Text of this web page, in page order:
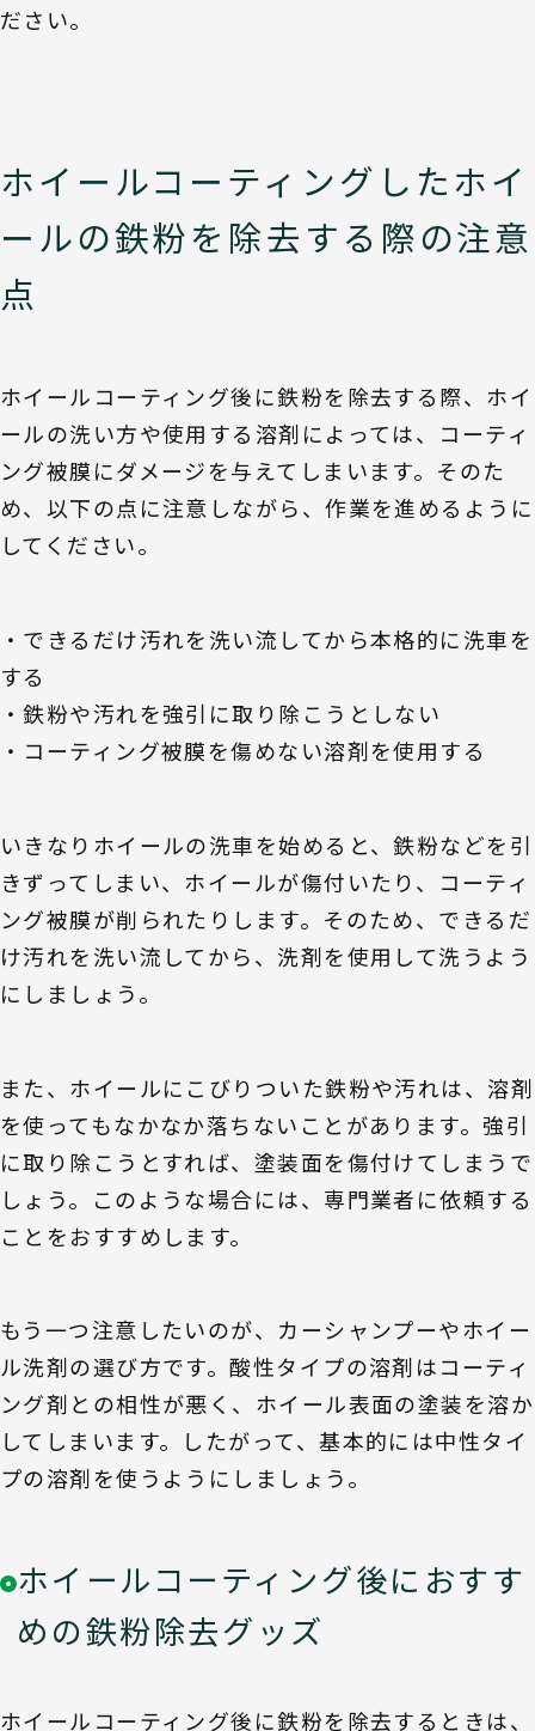
ださい。
ホイールコーティングしたホイ
ールの鉄粉を除去する際の注意
点
ホイールコーティング後に鉄粉を除去する際、ホイ
ールの洗い方や使用する溶剤によっては、コーティ
ング被膜にダメージを与えてしまいます。そのた
め、以下の点に注意しながら、作業を進めるように
してください。
・できるだけ汚れを洗い流してから本格的に洗車を
する
・鉄粉や汚れを強引に取り除こうとしない
・コーティング被膜を傷めない溶剤を使用する
いきなりホイールの洗車を始めると、鉄粉などを引
きずってしまい、ホイールが傷付いたり、コーティ
ング被膜が削られたりします。そのため、できるだ
け汚れを洗い流してから、洗剤を使用して洗うよう
にしましょう。
また、ホイールにこびりついた鉄粉や汚れは、溶剤
を使ってもなかなか落ちないことがあります。強引
に取り除こうとすれば、塗装面を傷付けてしまうで
しょう。このような場合には、専門業者に依頼する
ことをおすすめします。
もう一つ注意したいのが、カーシャンプーやホイー
ル洗剤の選び方です。酸性タイプの溶剤はコーティ
ング剤との相性が悪く、ホイール表面の塗装を溶か
してしまいます。したがって、基本的には中性タイ
プの溶剤を使うようにしましょう。
ホイールコーティング後におすす
めの鉄粉除去グッズ
ホイールコーティング後に鉄粉を除去するときは、